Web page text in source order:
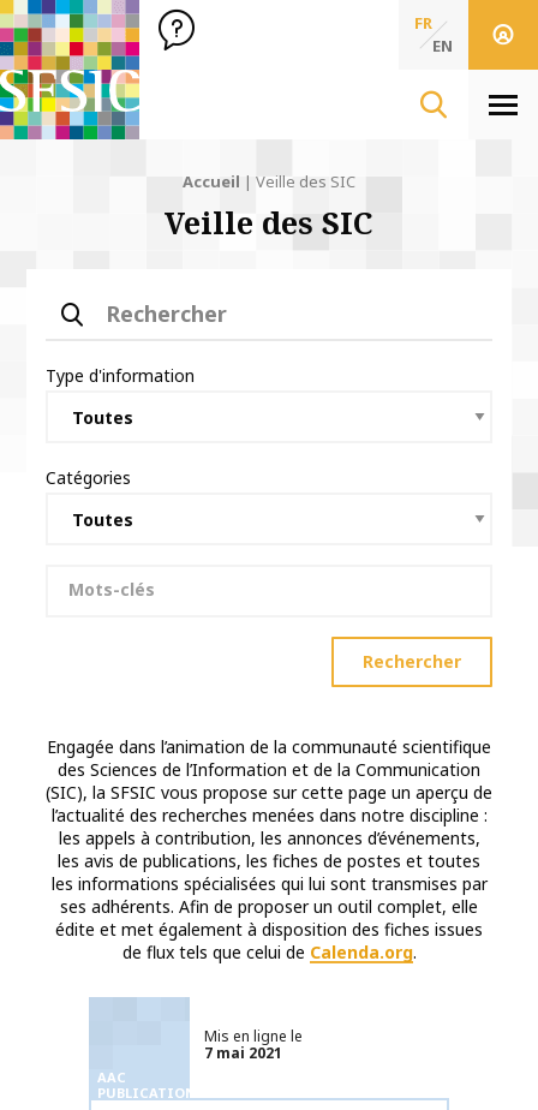
SFSIC Société Française des Sciences de l'Information & de
Société Française des Sciences
de l'Information
FR
EN
Accueil | Veille des SIC
Veille des SIC
Rechercher
Type d'information
Catégories
Mots-clés
Rechercher
Engagée dans l’animation de la communauté scientifique
des Sciences de l’Information et de la Communication
(SIC), la SFSIC vous propose sur cette page un aperçu de
l’actualité des recherches menées dans notre discipline :
les appels à contribution, les annonces d’événements,
les avis de publications, les fiches de postes et toutes
les informations spécialisées qui lui sont transmises par
ses adhérents. Afin de proposer un outil complet, elle
édite et met également à disposition des fiches issues
de flux tels que celui de Calenda.org.
AAC
PUBLICATIONS
Mis en ligne le
7 mai 2021